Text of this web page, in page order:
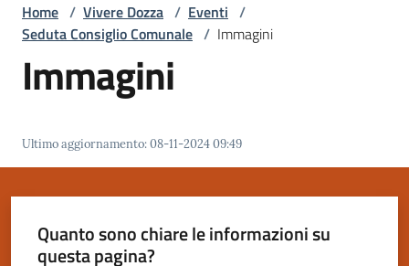
Servizi
Vivere
Dozza
Menu selezionato
Home / Vivere Dozza / Eventi /
Seduta Consiglio Comunale / Immagini
Immagini
Ultimo aggiornamento:08-11-2024 09:49
Quanto sono chiare le informazioni su
questa pagina?